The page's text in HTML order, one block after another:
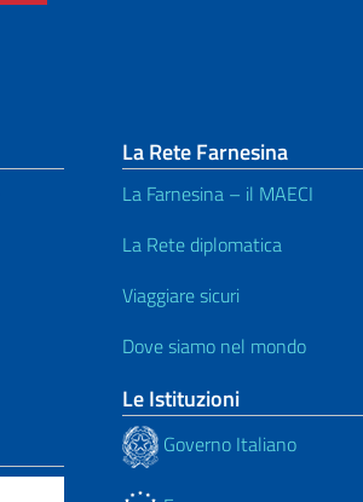
La Rete Farnesina
La Farnesina – il MAECI
La Rete diplomatica
Viaggiare sicuri
Dove siamo nel mondo
Le Istituzioni
Governo Italiano